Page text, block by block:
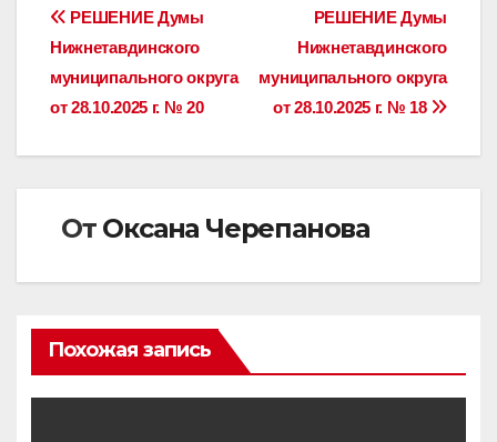
Навигация
по
записям
РЕШЕНИЕ Думы
Нижнетавдинского
муниципального округа
от 28.10.2025 г. № 18
РЕШЕНИЕ Думы
Нижнетавдинского
муниципального округа
от 28.10.2025 г. № 20
От Оксана Черепанова
Похожая запись